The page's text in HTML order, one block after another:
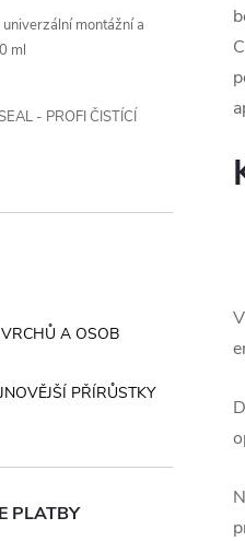
montážní a
ml
- PROFI ČISTÍCÍ
A OSOB
PŘÍRŮSTKY
PLATBY